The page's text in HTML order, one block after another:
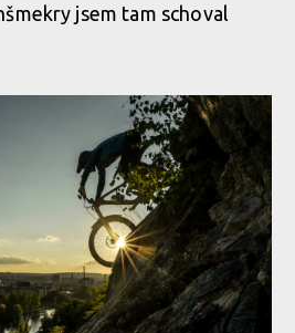
jsem tam schoval